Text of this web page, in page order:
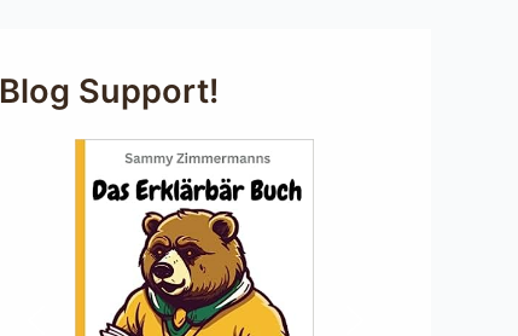
Blog Support!